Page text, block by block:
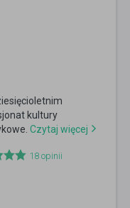
kultury
Czytaj więcej
18 opinii